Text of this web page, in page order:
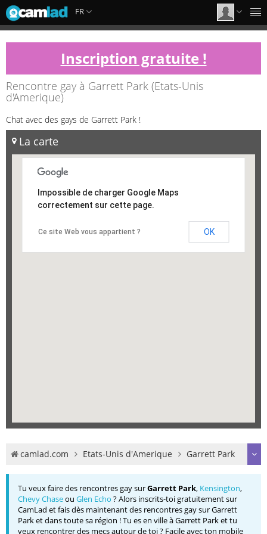
FR
Inscription gratuite !
Rencontre gay à Garrett Park (Etats-Unis
d'Amerique)
Chat avec des gays de Garrett Park !
La carte
Impossible de charger Google Maps
correctement sur cette page.
Ce site Web vous appartient ? OK
camlad.com Etats-Unis d'Amerique Garrett Park
Tu veux faire des rencontres gay surGarrett Park, Kensington,
Chevy Chaseou Glen Echo ? Alors inscrits-toi gratuitement sur
CamLad et fais dès maintenant des rencontres gay sur Garrett
Park et dans toute sa région ! Tu es en ville à Garrett Park et tu
veux rencontrer des mecs autour de toi ? Facile avec ton mobile